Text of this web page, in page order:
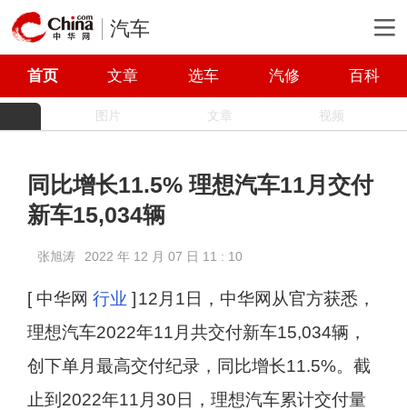
汽车
首页 文章 选车 汽修 百科
图片 文章 视频
同比增长11.5% 理想汽车11月交付
新车15,034辆
张旭涛 2022 年 12 月 07 日 11 : 10
[ 中华网 行业 ] 12月1日，中华网从官方获悉，
理想汽车2022年11月共交付新车15,034辆，
创下单月最高交付纪录，同比增长11.5%。截
止到2022年11月30日，理想汽车累计交付量